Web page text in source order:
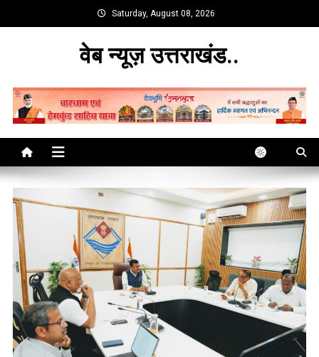
to
Saturday, August 08, 2026
वेब न्यूज़ उत्तराखंड..